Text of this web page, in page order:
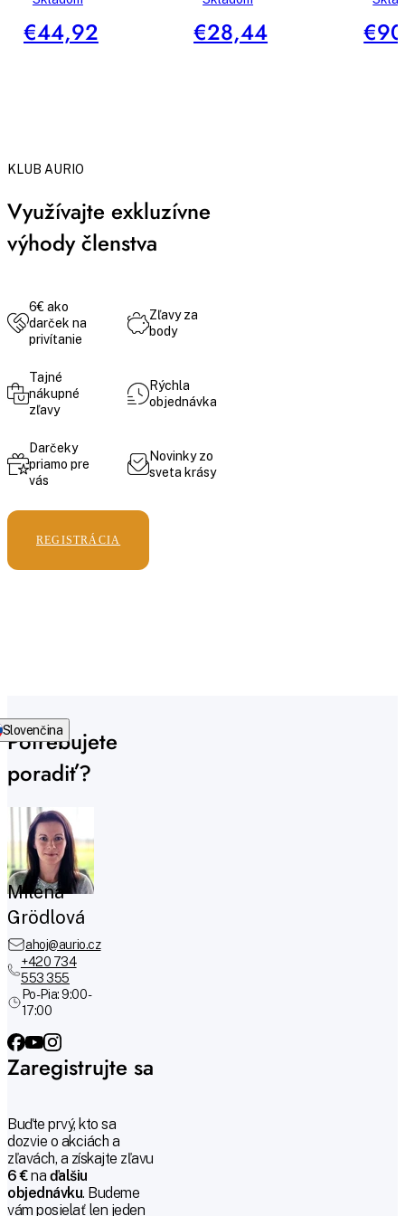
€44,92 €28,44
KLUB AURIO
Využívajte exkluzívne
výhody členstva
6€ ako
darček na
privítanie
Zľavy za
body
Tajné
nákupné
zľavy
Rýchla
objednávka
Darčeky
priamo pre
vás
Novinky zo
sveta krásy
REGISTRÁCIA
Potrebujete
poradiť?
Milena
Grödlová
ahoj@aurio.cz
+420 734
553 355
Po-Pia: 9:00 -
17:00
Zaregistrujte sa
Buďte prvý, kto sa
dozvie o akciách a
zľavách, a získajte zľavu
6 €na ďalšiu
objednávku. Budeme
vám posielať len jeden
Slovenčina